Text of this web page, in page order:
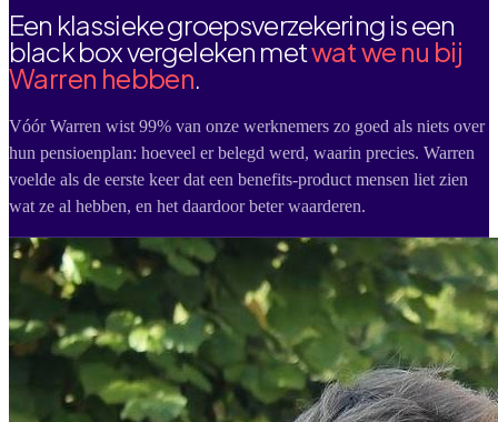
Een klassieke groepsverzekering is een
black box vergeleken metwat we nu bij
Warren hebben.
Vóór Warren wist 99% van onze werknemers zo goed als niets over
hun pensioenplan: hoeveel er belegd werd, waarin precies. Warren
voelde als de eerste keer dat een benefits-product mensen liet zien
wat ze al hebben, en het daardoor beter waarderen.